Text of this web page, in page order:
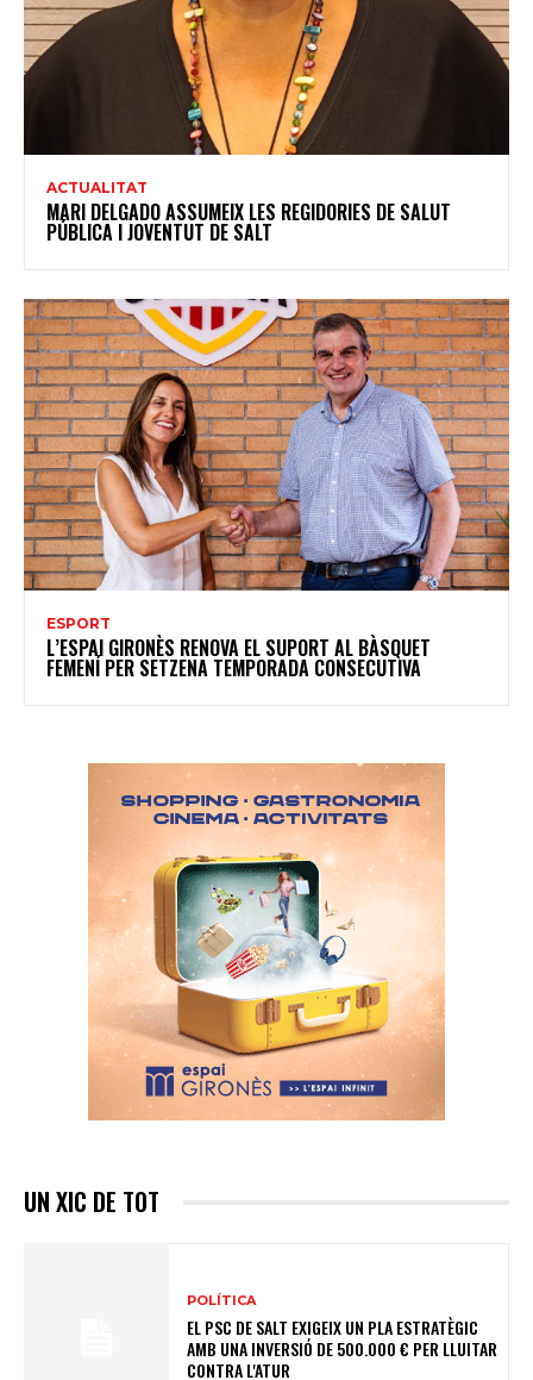
ACTUALITAT
MARI DELGADO ASSUMEIX LES REGIDORIES DE SALUT
PÚBLICA I JOVENTUT DE SALT
ESPORT
L’ESPAI GIRONÈS RENOVA EL SUPORT AL BÀSQUET
FEMENÍ PER SETZENA TEMPORADA CONSECUTIVA
UN XIC DE TOT
POLÍTICA
EL PSC DE SALT EXIGEIX UN PLA ESTRATÈGIC
AMB UNA INVERSIÓ DE 500.000 € PER LLUITAR
CONTRA L'ATUR